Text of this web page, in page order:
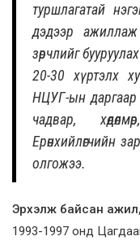
туршлагатай
дэдээр ажиллаж
зөрчлийг
20-30 хүртэлх
НЦУГ-ын даргаар
чадвар,
Ерөнхийлөгчийн
олгожээ.
Эрхэлж байсан
1993-1997 онд